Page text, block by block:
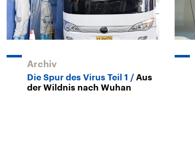
Archiv
Die Spur des Virus Teil 1
Aus
der Wildnis nach Wuhan